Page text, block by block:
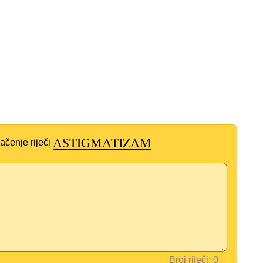
riječi ASTIGMATIZAM
Broj riječi: